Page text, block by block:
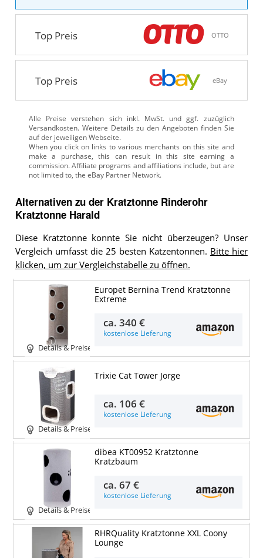
Top Preis OTTO
Top Preis eBay
Alle Preise verstehen sich inkl. MwSt. und ggf. zuzüglich
Versandkosten. Weitere Details zu den Angeboten finden Sie
auf der jeweiligen Webseite.
Alternativen zu der Kratztonne Rinderohr
Kratztonne Harald
Diese Kratztonne konnte Sie nicht überzeugen? Unser
Vergleich umfasst die 25 besten Katzentonnen. Bitte hier
klicken, um zur Vergleichstabelle zu öffnen.
Details & Preise
Europet Bernina Trend Kratztonne
Extreme
ca.340 €
kostenlose Lieferung
Details & Preise
Trixie Cat Tower Jorge
ca. 106 €
kostenlose Lieferung
Details & Preise
dibea KT00952 Kratztonne
Kratzbaum
ca.67 €
kostenlose Lieferung
RHRQuality Kratztonne XXL Coony
Lounge